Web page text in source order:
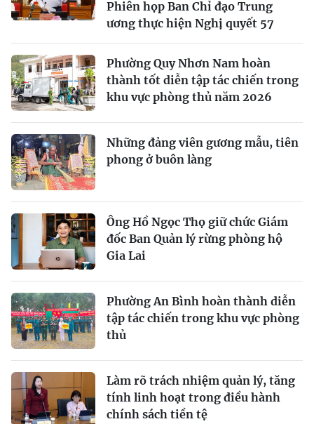
Phiên họp Ban Chỉ đạo Trung
ương thực hiện Nghị quyết 57
Phường Quy Nhơn Nam hoàn
thành tốt diễn tập tác chiến trong
khu vực phòng thủ năm 2026
Những đảng viên gương mẫu, tiên
phong ở buôn làng
Ông Hồ Ngọc Thọ giữ chức Giám
đốc Ban Quản lý rừng phòng hộ
Gia Lai
Phường An Bình hoàn thành diễn
tập tác chiến trong khu vực phòng
thủ
Làm rõ trách nhiệm quản lý, tăng
tính linh hoạt trong điều hành
chính sách tiền tệ